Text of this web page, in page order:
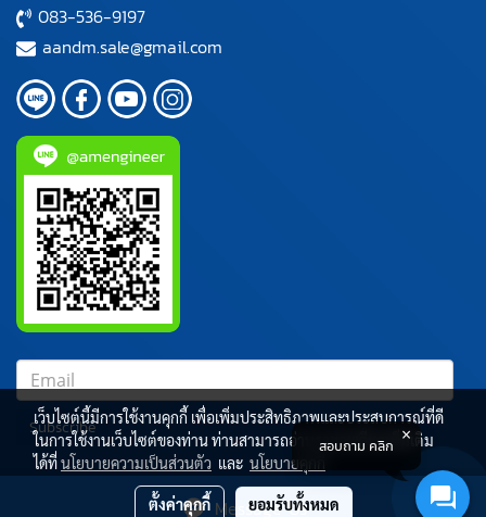
Message Us
083-536-9197
aandm.sale@gmail.com
Subscribe
ผู้เข้าชมขณะนี้ 34
เว็บไซต์นี้มีการใช้งานคุกกี้ เพื่อเพิ่มประสิทธิภาพและประสบการณ์ที่ดี
ในการใช้งานเว็บไซต์ของท่าน ท่านสามารถอ่านรายละเอียดเพิ่มเติม
ได้ที่นโยบายความเป็นส่วนตัว และ นโยบายคุกกี้
ตั้งค่าคุกกี้ ยอมรับทั้งหมด
สอบถาม คลิก